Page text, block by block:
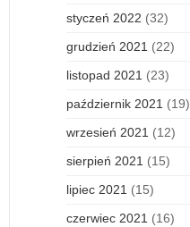
styczeń 2022 (32)
grudzień 2021 (22)
listopad 2021 (23)
październik 2021 (19)
wrzesień 2021 (12)
sierpień 2021 (15)
lipiec 2021 (15)
czerwiec 2021 (16)